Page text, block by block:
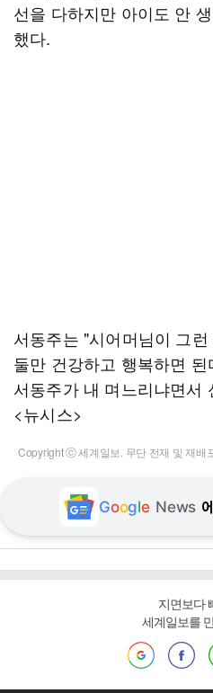
선을 다하지만 아이도 안
했다.
서동주는 "시어머님이 그
둘만 건강하고 행복하면
서동주가 내 며느리냐면서
<뉴시스>
Copyright ⓒ 세계일보. 무단 전재 및 재배
Google News
지면보다
세계일보를